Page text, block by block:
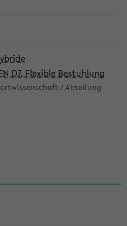
D7, Flexible Bestuhlung
/ Abteilung